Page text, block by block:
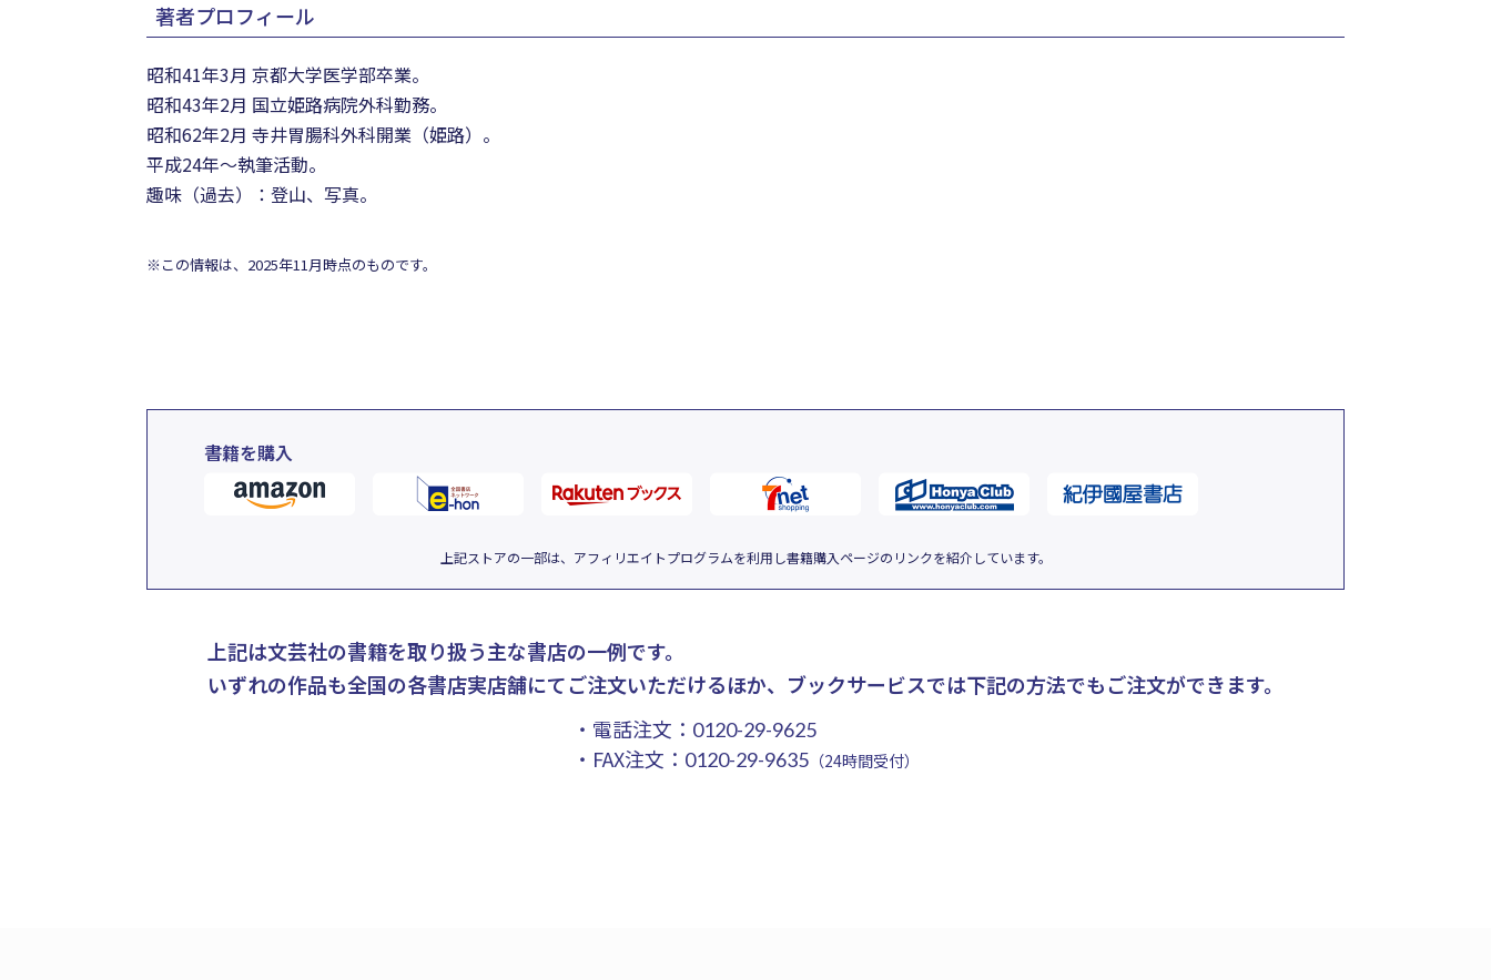
著者プロフィール
昭和41年3月 京都大学医学部卒業。
昭和43年2月 国立姫路病院外科勤務。
昭和62年2月 寺井胃腸科外科開業（姫路）。
平成24年～執筆活動。
趣味（過去）：登山、写真。
※この情報は、2025年11月時点のものです。
書籍を購入
上記ストアの一部は、アフィリエイトプログラムを利用し書籍購入ページのリンクを紹介しています。
上記は文芸社の書籍を取り扱う主な書店の一例です。
いずれの作品も全国の各書店実店舗にてご注文いただけるほか、ブックサービスでは下記の方法でもご注文ができます。
・電話注文： 0120-29-9625
・FAX注文： 0120-29-9635（24時間受付）